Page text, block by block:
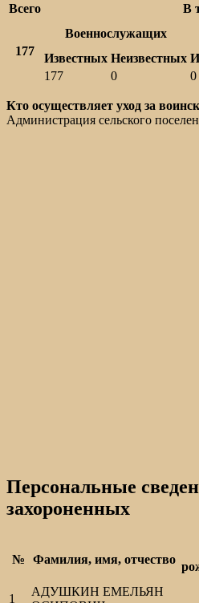
Всего В
177
Военнослужащих
Известных Неизвестных
177
0 0
Кто осуществляет уход за
Администрация сельского
Персональные
захороненных
№ Фамилия, имя, отчество
1
АДУШКИН ЕМЕЛЬЯН